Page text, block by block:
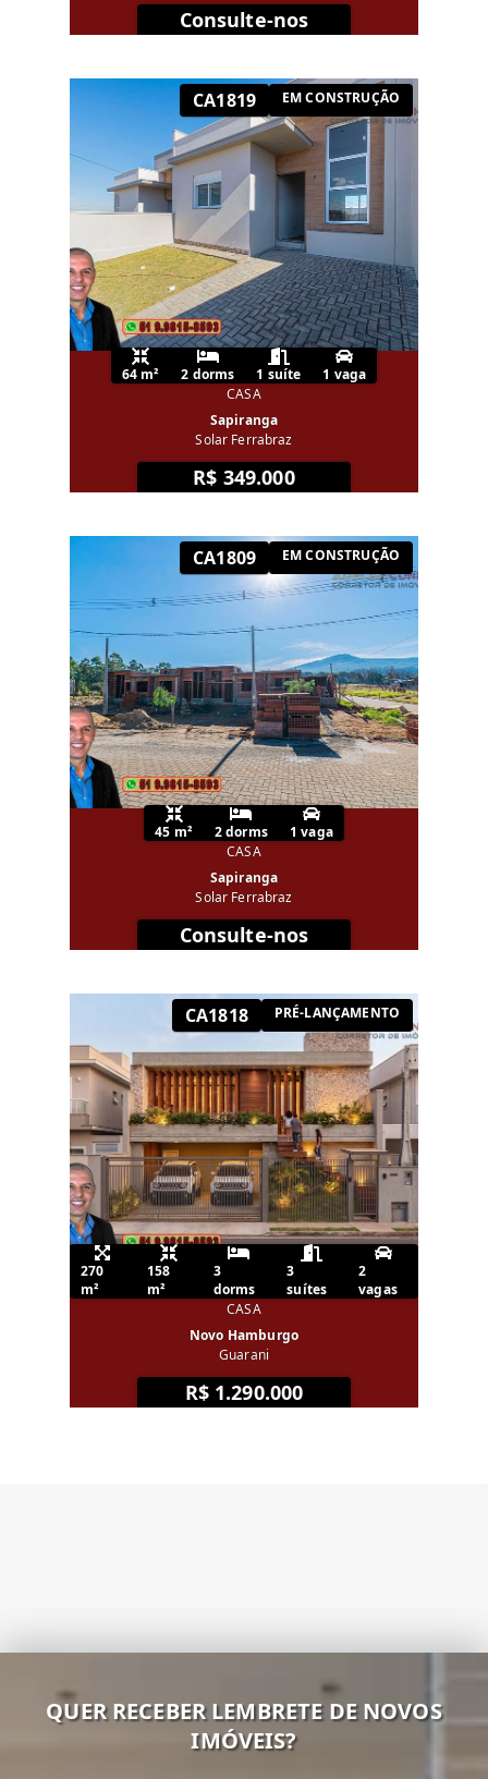
Consulte-nos
CA1819 EM CONSTRUÇÃO
64 m² 2 dorms 1 suíte
1 vaga
CASA
Sapiranga
Solar Ferrabraz
R$ 349.000
CA1809 EM CONSTRUÇÃO
45 m² 2 dorms
1 vaga
CASA
Sapiranga
Solar Ferrabraz
Consulte-nos
CA1818 PRÉ-LANÇAMENTO
270
m²
158
m²
3
dorms
3
suítes
2
vagas
CASA
Novo Hamburgo
Guarani
R$ 1.290.000
QUER RECEBER LEMBRETE DE NOVOS
IMÓVEIS?